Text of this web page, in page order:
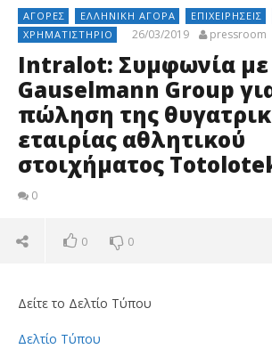
ΑΓΟΡΈΣ ΕΛΛΗΝΙΚΉ ΑΓΟΡΆ ΕΠΙΧΕΙΡΉΣΕΙΣ
ΧΡΗΜΑΤΙΣΤΉΡΙΟ
26/03/2019 pressroom
Intralot: Συμφωνία με
Gauselmann Group
πώληση της
εταιρίας αθλητικού
στοιχήματος
0
0 0
Δείτε το Δελτίο Τύπου
Δελτίο Τύπου